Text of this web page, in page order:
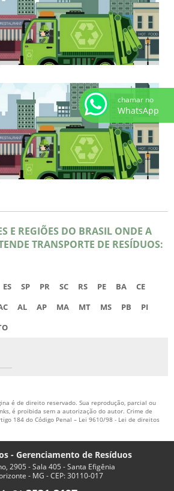
E REGIÕES DO BRASIL ONDE A
TRANSPORTE DE RESÍDUOS:
ES SP PR SC RS PE BA
CE
AL AP MA MT MS PB
PI
é de direito reservado. Sua reprodução, parcial ou
é proibida sem a autorização do autor. Crime de
184 do Código Penal – Lei 9610/98 - Lei de direitos
- Gerenciamento de Resíduos
2905 - Sala 405 - Santa Efigênia
- MG - CEP: 30110-017
chamar no
WhatsApp